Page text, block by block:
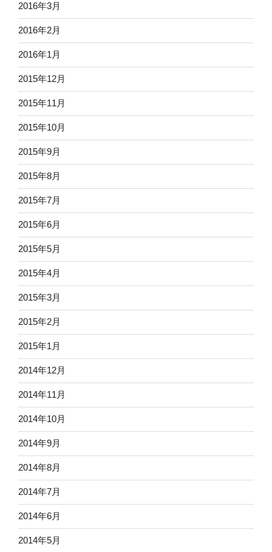
2016年3月
2016年2月
2016年1月
2015年12月
2015年11月
2015年10月
2015年9月
2015年8月
2015年7月
2015年6月
2015年5月
2015年4月
2015年3月
2015年2月
2015年1月
2014年12月
2014年11月
2014年10月
2014年9月
2014年8月
2014年7月
2014年6月
2014年5月